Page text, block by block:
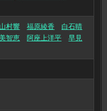
山村響 福原綾香
白石晴
智恵 阿座上洋平
早見